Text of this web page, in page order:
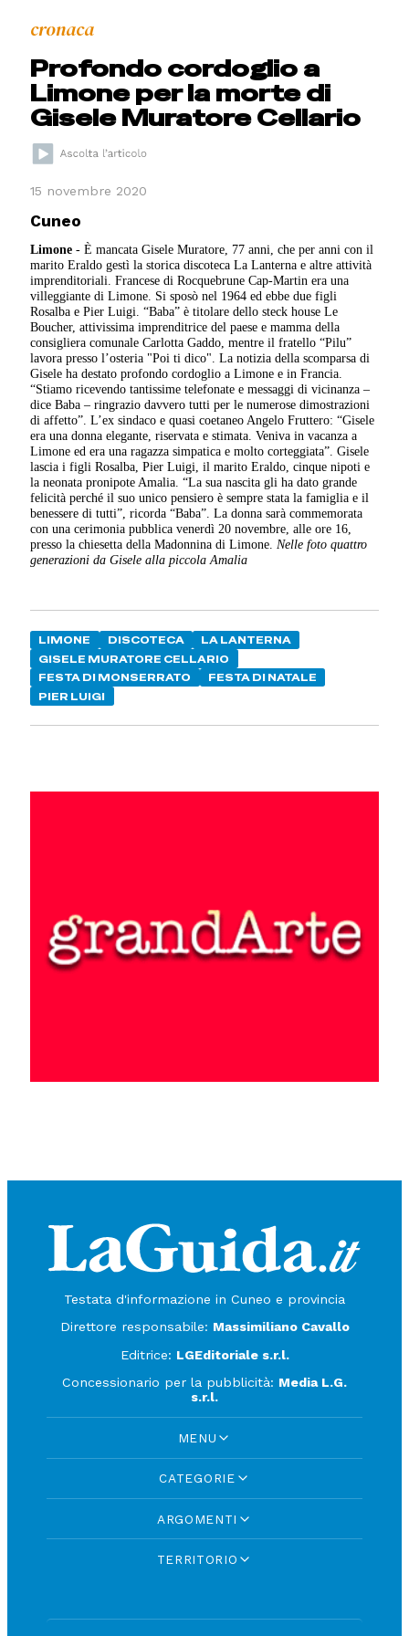
cronaca
Profondo cordoglio a
Limone per la morte di
Gisele Muratore Cellario
15 novembre 2020
Cuneo
Limone - È mancata Gisele Muratore, 77 anni, che per anni con il
marito Eraldo gestì la storica discoteca La Lanterna e altre attività
imprenditoriali. Francese di Rocquebrune Cap-Martin era una
villeggiante di Limone. Si sposò nel 1964 ed ebbe due figli
Rosalba e Pier Luigi. “Baba” è titolare dello steck house Le
Boucher, attivissima imprenditrice del paese e mamma della
consigliera comunale Carlotta Gaddo, mentre il fratello “Pilu”
lavora presso l’osteria "Poi ti dico". La notizia della scomparsa di
Gisele ha destato profondo cordoglio a Limone e in Francia.
“Stiamo ricevendo tantissime telefonate e messaggi di vicinanza –
dice Baba – ringrazio davvero tutti per le numerose dimostrazioni
di affetto”. L’ex sindaco e quasi coetaneo Angelo Fruttero: “Gisele
era una donna elegante, riservata e stimata. Veniva in vacanza a
Limone ed era una ragazza simpatica e molto corteggiata”. Gisele
lascia i figli Rosalba, Pier Luigi, il marito Eraldo, cinque nipoti e
la neonata pronipote Amalia. “La sua nascita gli ha dato grande
felicità perché il suo unico pensiero è sempre stata la famiglia e il
benessere di tutti”, ricorda “Baba”. La donna sarà commemorata
con una cerimonia pubblica venerdì 20 novembre, alle ore 16,
presso la chiesetta della Madonnina di Limone.Nelle foto quattro
generazioni da Gisele alla piccola Amalia
LIMONE DISCOTECA
LA LANTERNA
GISELE MURATORE CELLARIO
FESTA DI MONSERRATO
FESTA DI NATALE
PIER LUIGI
Testata d'informazione in Cuneo e provincia
Direttore responsabile: Massimiliano Cavallo
Editrice: LGEditoriale s.r.l.
Concessionario per la pubblicità: Media L.G.
s.r.l.
MENU
CATEGORIE
ARGOMENTI
TERRITORIO